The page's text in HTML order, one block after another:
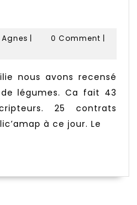
Ligot
| 0 Comment |
légumes. Ca fait 43
25 contrats
à ce jour. Le